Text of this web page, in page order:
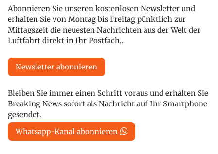
Abonnieren Sie unseren kostenlosen Newsletter und
erhalten Sie von Montag bis Freitag pünktlich zur
Mittagszeit die neuesten Nachrichten aus der Welt der
Luftfahrt direkt in Ihr Postfach..
Newsletter abonnieren
Bleiben Sie immer einen Schritt voraus und erhalten Sie
Breaking News sofort als Nachricht auf Ihr Smartphone
gesendet.
Whatsapp-Kanal abonnieren